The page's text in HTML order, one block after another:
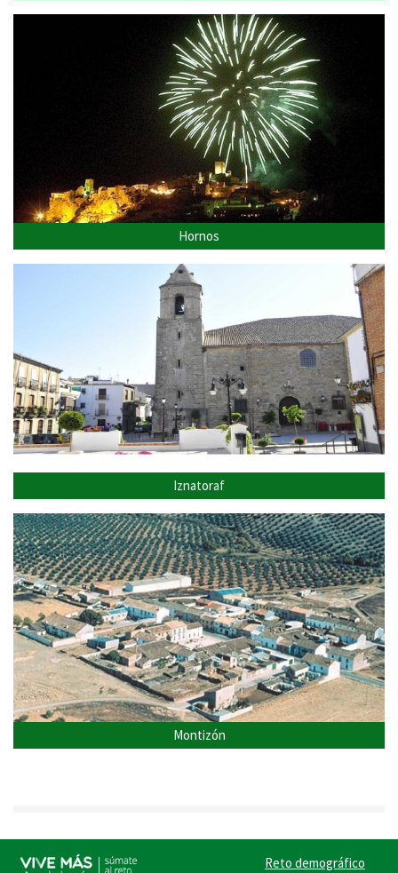
Hornos
Iznatoraf
Montizón
Reto demográfico